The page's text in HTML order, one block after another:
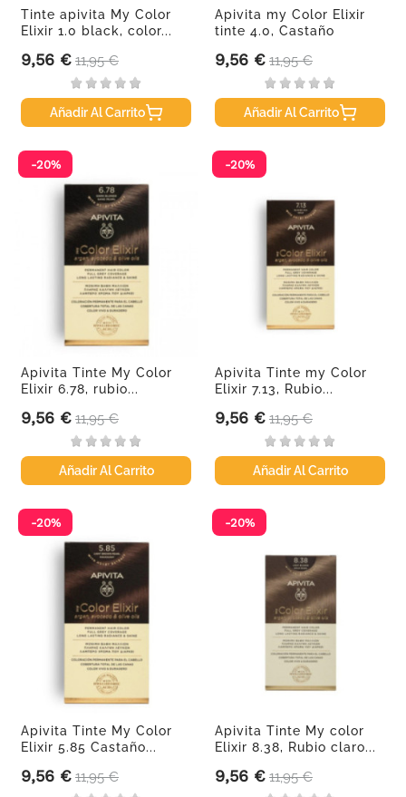
Tinte apivita My Color
Elixir 1.0 black, color...
Precio
9,56 € Precio base
11,95 €
Añadir Al Carrito
Apivita my Color Elixir
tinte 4.0, Castaño
Precio
9,56 € Precio base
11,95 €
Añadir Al Carrito
Apivita Tinte My Color
Elixir 6.78, rubio...
Precio
9,56 € Precio base
11,95 €
Añadir Al Carrito
-20%
Apivita Tinte my Color
Elixir 7.13, Rubio...
Precio
9,56 € Precio base
11,95 €
Añadir Al Carrito
-20%
Apivita Tinte My Color
Elixir 5.85 Castaño...
Precio
9,56 € Precio base
11,95 €
-20%
Apivita Tinte My color
Elixir 8.38, Rubio claro...
Precio
9,56 € Precio base
11,95 €
-20%